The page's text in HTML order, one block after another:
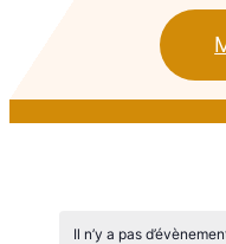
Il n’y a pas